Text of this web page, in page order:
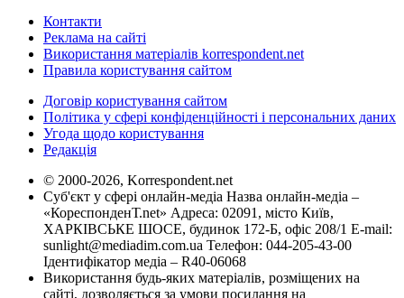
Контакти
Реклама на сайті
Використання матеріалів korrespondent.net
Правила користування сайтом
Договір користування сайтом
Політика у сфері конфіденційності і персональних даних
Угода щодо користування
Редакція
© 2000-2026, Korrespondent.net
Суб'єкт у сфері онлайн-медіа Назва онлайн-медіа –
«КореспонденТ.net» Адреса: 02091, місто Київ,
ХАРКІВСЬКЕ ШОСЕ, будинок 172-Б, офіс 208/1 E-mail:
sunlight@mediadim.com.ua Телефон: 044-205-43-00
Ідентифікатор медіа – R40-06068
Використання будь-яких матеріалів, розміщених на
сайті, дозволяється за умови посилання на